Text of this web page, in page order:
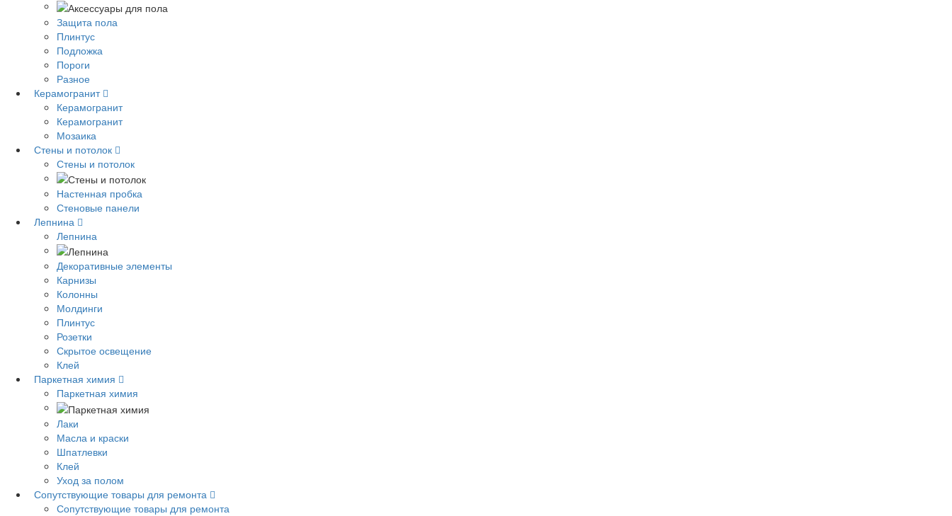
Защита пола
Плинтус
Подложка
Пороги
Разное
Керамогранит
Керамогранит
Керамогранит
Мозаика
Стены и потолок
Стены и потолок
Настенная пробка
Стеновые панели
Лепнина
Лепнина
Декоративные элементы
Карнизы
Колонны
Молдинги
Плинтус
Розетки
Скрытое освещение
Клей
Паркетная химия
Паркетная химия
Лаки
Масла и краски
Шпатлевки
Клей
Уход за полом
Сопутствующие товары для ремонта
Сопутствующие товары для ремонта